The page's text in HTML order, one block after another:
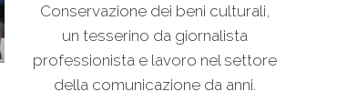
Conservazione dei beni culturali,
un tesserino da giornalista
professionista e lavoro nel settore
della comunicazione da anni.